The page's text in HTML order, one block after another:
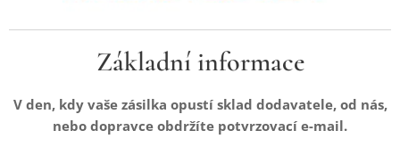
Základní informace
V den, kdy vaše zásilka opustí sklad dodavatele, od nás,
nebo dopravce obdržíte potvrzovací e-mail.